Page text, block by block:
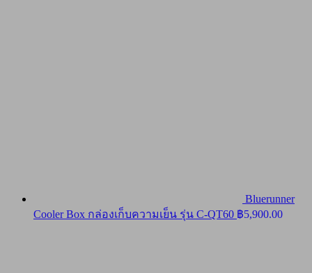
Bluerunner
Cooler Box กล่องเก็บความเย็น รุ่น C-QT60 ฿5,900.00